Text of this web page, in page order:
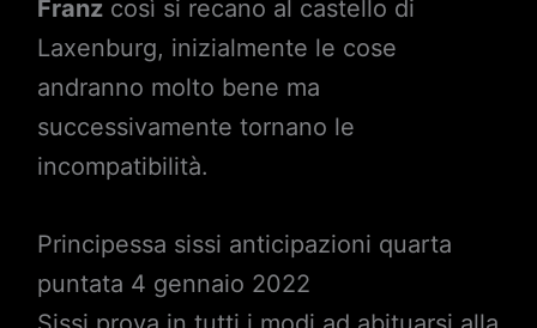
Franzcosì si recano al castello di
Laxenburg, inizialmente le cose
andranno molto bene ma
successivamente tornano le
incompatibilità.
Principessa sissi anticipazioni quarta
puntata 4 gennaio 2022